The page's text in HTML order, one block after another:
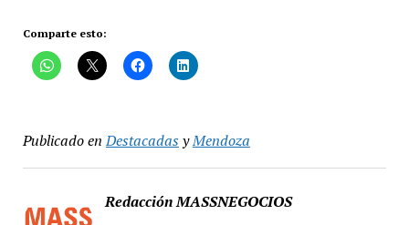
Comparte esto:
Publicado en DestacadasyMendoza
Redacción MASSNEGOCIOS